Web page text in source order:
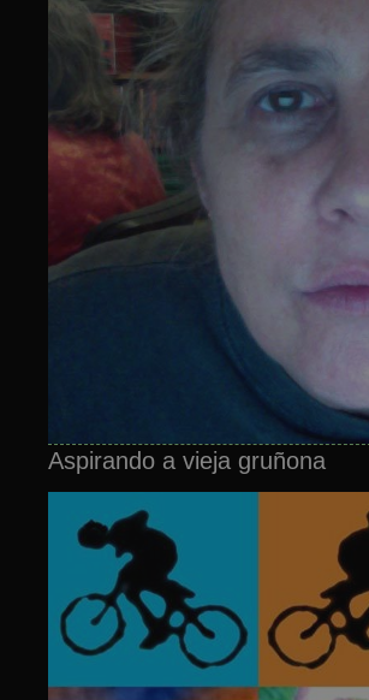
Aspirando a vieja gruñona